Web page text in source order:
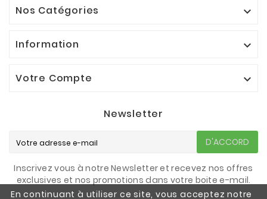
En continuant à utiliser ce site, vous acceptez notre
Nos Catégories 
Information 
Votre Compte 
Newsletter
D'ACCORD
Inscrivez vous à notre Newsletter et recevez nos offres
exclusives et nos promotions dans votre boite e-mail.